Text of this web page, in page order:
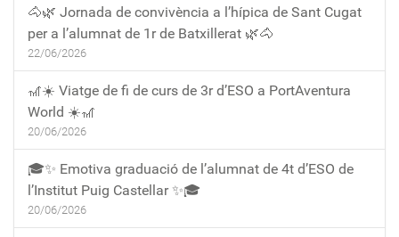
🐴🌿 Jornada de convivència a l’hípica de Sant Cugat
per a l’alumnat de 1r de Batxillerat 🌿🐴
22/06/2026
🎢☀️ Viatge de fi de curs de 3r d’ESO a PortAventura
World ☀️🎢
20/06/2026
🎓✨ Emotiva graduació de l’alumnat de 4t d’ESO de
l’Institut Puig Castellar ✨🎓
20/06/2026